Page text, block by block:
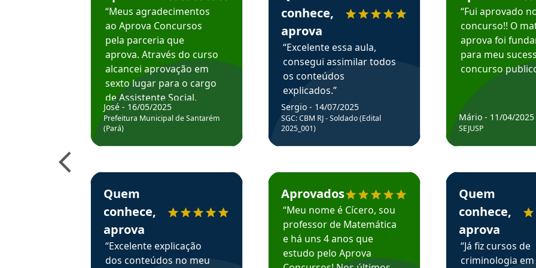
“Meus agradecimentos
ao Aprova Concursos
pela parceria que
aprova. Através do curso
alcancei aprovação em
sexto lugar para o cargo
de Assistente Social.
Hoje estou atuando na
Prefeitura de Santarém.
José - 16/05/2025
Prefeitura Municipal de Santarém
(Pará)
Estudante Elais recomenda o Aprova Concursos em depoimento
Quem
conhece,
aprova
“Excelente explicação
dos conteúdos no meu
conhece,
aprova
“Excelente essa aula,
consegui assimilar todos
os conteúdos
explicados.”
Sergio - 14/07/2025
SGC: CBM RJ - Soldado (Edital
2025_001)
Estudante Cicero recomenda o Aprova Concursos em depoimento
Aprovados
“Meu nome é Cícero, sou
professor de Matemática
e há uns 4 anos que
estudo pelo Aprova
“Fui aprovado
concurso!! O
aprova foi
para meu
concurso
Mário - 11/04/2025
SEJUSP
Estudante Henrique
Quem
conhece,
aprova
“Já fiz cursos de
criminologia em